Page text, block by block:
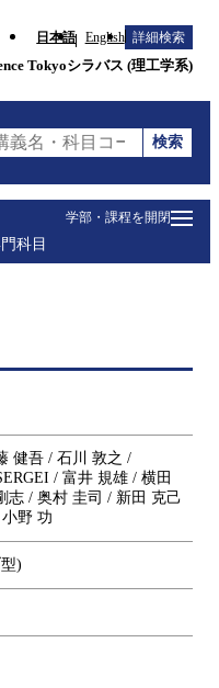
日本語 English 詳細検索
Tokyoシラバス (理工学系)
名・科目コード・担当教
検索
学部・課程を開閉
科目
健吾 / 石川 敦之 /
/ 富井 規雄 / 横田
志 / 奥村 圭司 / 新田 克己
野 功
)